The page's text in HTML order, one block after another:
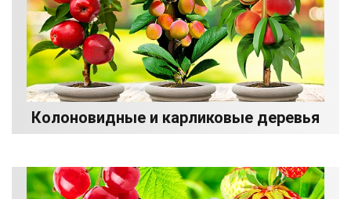
Колоновидные и карликовые деревья